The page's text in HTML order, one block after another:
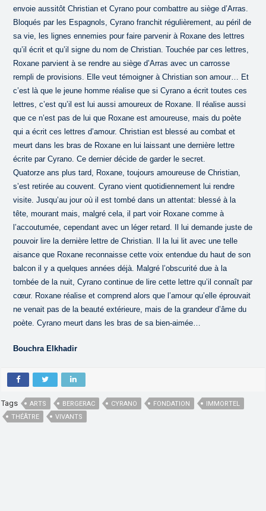
envoie aussitôt Christian et Cyrano pour combattre au siège d’Arras.
Bloqués par les Espagnols, Cyrano franchit régulièrement, au péril de
sa vie, les lignes ennemies pour faire parvenir à Roxane des lettres
qu’il écrit et qu’il signe du nom de Christian. Touchée par ces lettres,
Roxane parvient à se rendre au siège d’Arras avec un carrosse
rempli de provisions. Elle veut témoigner à Christian son amour… Et
c’est là que le jeune homme réalise que si Cyrano a écrit toutes ces
lettres, c’est qu’il est lui aussi amoureux de Roxane. Il réalise aussi
que ce n’est pas de lui que Roxane est amoureuse, mais du poète
qui a écrit ces lettres d’amour. Christian est blessé au combat et
meurt dans les bras de Roxane en lui laissant une dernière lettre
écrite par Cyrano. Ce dernier décide de garder le secret.
Quatorze ans plus tard, Roxane, toujours amoureuse de Christian,
s’est retirée au couvent. Cyrano vient quotidiennement lui rendre
visite. Jusqu’au jour où il est tombé dans un attentat: blessé à la
tête, mourant mais, malgré cela, il part voir Roxane comme à
l’accoutumée, cependant avec un léger retard. Il lui demande juste de
pouvoir lire la dernière lettre de Christian. Il la lui lit avec une telle
aisance que Roxane reconnaisse cette voix entendue du haut de son
balcon il y a quelques années déjà. Malgré l’obscurité due à la
tombée de la nuit, Cyrano continue de lire cette lettre qu’il connaît par
cœur. Roxane réalise et comprend alors que l’amour qu’elle éprouvait
ne venait pas de la beauté extérieure, mais de la grandeur d’âme du
poète. Cyrano meurt dans les bras de sa bien-aimée…
Bouchra Elkhadir
Tags ARTS BERGERAC CYRANO FONDATION
IMMORTEL
THÉÂTRE
VIVANTS